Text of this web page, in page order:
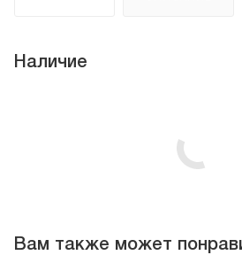
Наличие
Вам также может